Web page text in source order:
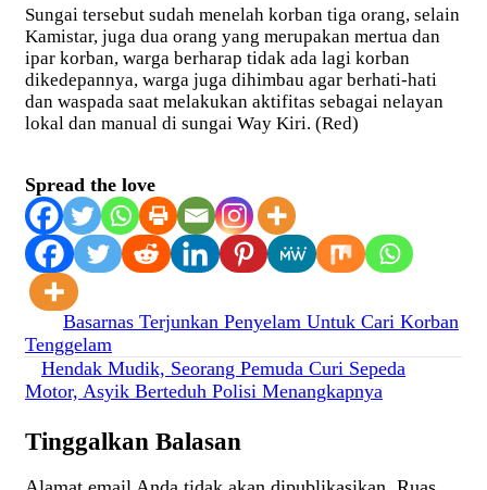
Sungai tersebut sudah menelah korban tiga orang, selain
Kamistar, juga dua orang yang merupakan mertua dan
ipar korban, warga berharap tidak ada lagi korban
dikedepannya, warga juga dihimbau agar berhati-hati
dan waspada saat melakukan aktifitas sebagai nelayan
lokal dan manual di sungai Way Kiri. (Red)
Spread the love
Navigasi
pos
Basarnas Terjunkan Penyelam Untuk Cari Korban
Tenggelam
Hendak Mudik, Seorang Pemuda Curi Sepeda
Motor, Asyik Berteduh Polisi Menangkapnya
Tinggalkan Balasan